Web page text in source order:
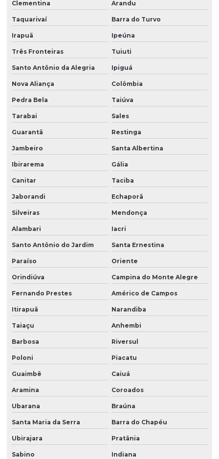
Clementina Arandu
Taquarivaí Barra do Turvo
Irapuã Ipeúna
Três Fronteiras Tuiuti
Santo Antônio da Alegria Ipiguá
Nova Aliança Colômbia
Pedra Bela Taiúva
Tarabai Sales
Guarantã Restinga
Jambeiro Santa Albertina
Ibirarema Gália
Canitar Taciba
Jaborandi Echaporã
Silveiras Mendonça
Alambari Iacri
Santo Antônio do Jardim Santa Ernestina
Paraíso Oriente
Orindiúva Campina do Monte Alegre
Fernando Prestes Américo de Campos
Itirapuã Narandiba
Taiaçu Anhembi
Barbosa Riversul
Poloni Piacatu
Guaimbê Caiuá
Aramina Coroados
Ubarana Braúna
Santa Maria da Serra Barra do Chapéu
Ubirajara Pratânia
Sabino Indiana